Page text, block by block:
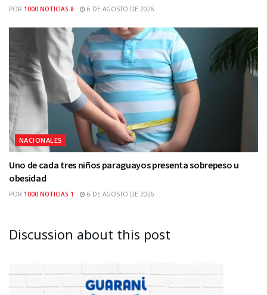
POR 1000 NOTICIAS 8 6 DE AGOSTO DE 2026
NACIONALES
Uno de cada tres niños paraguayos presenta sobrepeso u
obesidad
POR 1000 NOTICIAS 1 6 DE AGOSTO DE 2026
Discussion about this post